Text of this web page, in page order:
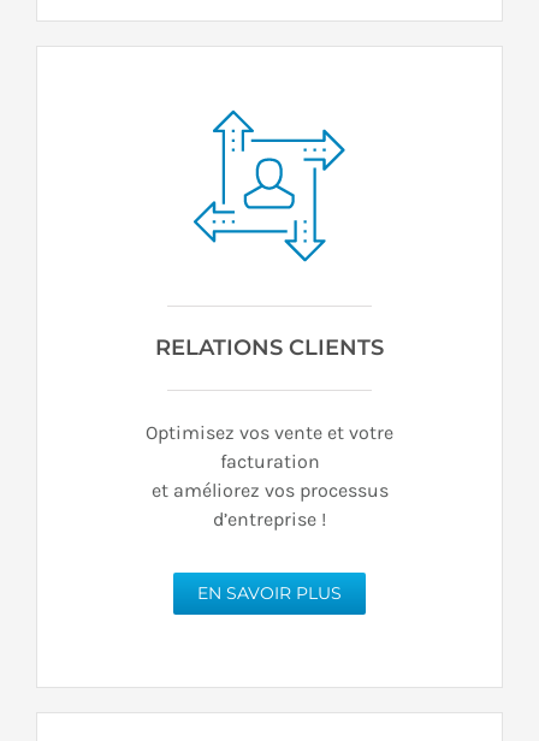
RELATIONS CLIENTS
Optimisez vos vente et votre
facturation
et améliorez vos processus
d’entreprise !
EN SAVOIR PLUS